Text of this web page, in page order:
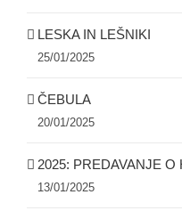
LESKA IN LEŠNIKI
25/01/2025
ČEBULA
20/01/2025
2025: PREDAVANJE
13/01/2025